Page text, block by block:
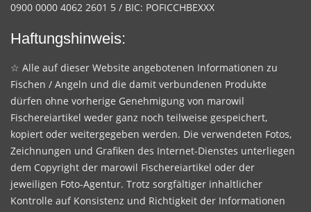
0900 0000 4062 2601 5 / BIC: POFICCHBEXXX
Haftungshinweis:
☆ Alle auf dieser Website angebotenen Informationen zu
Fischen / Angeln und die damit verbundenen Produkte
dürfen ohne vorherige Genehmigung von marowil
Fischereiartikel weder ganz noch teilweise gespeichert,
kopiert oder weitergegeben werden. Die verwendeten Fotos,
Zeichnungen und Grafiken des Internet-Dienstes unterliegen
dem Copyright der marowil Fischereiartikel oder der
jeweiligen Foto-Agentur. Trotz sorgfältiger inhaltlicher
Kontrolle auf Konsistenz und Richtigkeit der Informationen